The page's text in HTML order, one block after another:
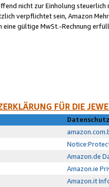
nicht zur Einholung
verpflichtet sein, Amazon
eine gültige MwSt.-Rechnung
FÜR DIE
Amazon.de
Amazon.ie
Amazon.it